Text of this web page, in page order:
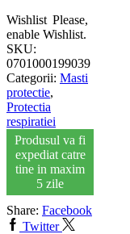
Wishlist Please,
enable Wishlist.
SKU:
0701000199039
Categorii: Masti
protectie,
Protectia
respiratiei
Produsul va fi
expediat catre
tine in maxim
5 zile
Share: Facebook
Twitter